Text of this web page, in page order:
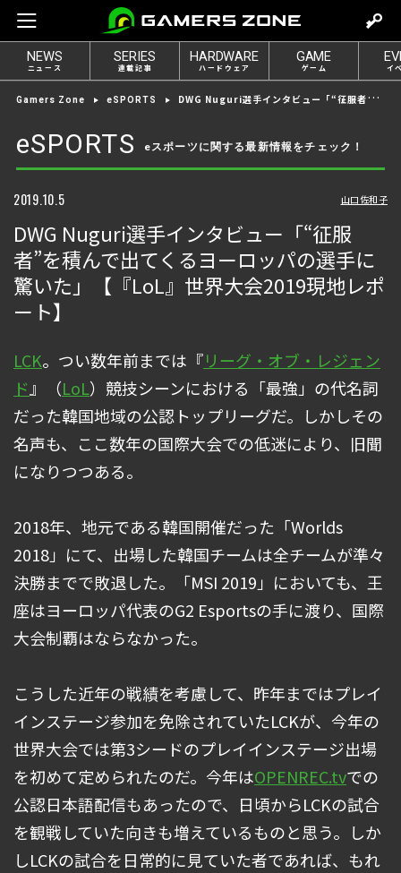
e
t
l
o
g
i
n
NEWS
ニュース
SERIES
連載記事
HARDWARE
ハードウェア
GAME
ゲーム イ
Gamers Zone eSPORTS DWG Nuguri選手インタビュー「“征服者”を積んで出てくるヨーロッパの選手に驚いた」【『LoL』世界大会2019現地レポート】
eSPORTS eスポーツに関する最新情報をチェック！
2019.10.5 山口佐和子
DWG Nuguri選手インタビュー「“征服
者”を積んで出てくるヨーロッパの選手に
驚いた」【『LoL』世界大会2019現地レポ
ート】
LCK。つい数年前までは『リーグ・オブ・レジェン
ド』（LoL）競技シーンにおける「最強」の代名詞
だった韓国地域の公認トップリーグだ。しかしその
名声も、ここ数年の国際大会での低迷により、旧聞
になりつつある。
2018年、地元である韓国開催だった「Worlds
2018」にて、出場した韓国チームは全チームが準々
決勝までで敗退した。「MSI 2019」においても、王
座はヨーロッパ代表のG2 Esportsの手に渡り、国際
大会制覇はならなかった。
こうした近年の戦績を考慮して、昨年まではプレイ
インステージ参加を免除されていたLCKが、今年の
世界大会では第3シードのプレイインステージ出場
を初めて定められたのだ。今年はOPENREC.tvでの
公認日本語配信もあったので、日頃からLCKの試合
を観戦していた向きも増えているものと思う。しか
しLCKの試合を日常的に見ていた者であれば、もれ